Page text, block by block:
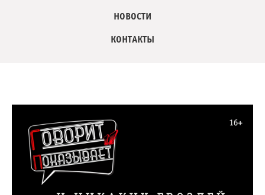
НОВОСТИ
КОНТАКТЫ